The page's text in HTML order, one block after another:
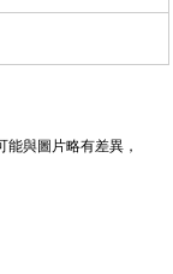
與圖片略有差異，